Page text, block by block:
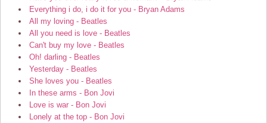
Everything i do, i do it for you - Bryan Adams
All my loving - Beatles
All you need is love - Beatles
Can't buy my love - Beatles
Oh! darling - Beatles
Yesterday - Beatles
She loves you - Beatles
In these arms - Bon Jovi
Love is war - Bon Jovi
Lonely at the top - Bon Jovi